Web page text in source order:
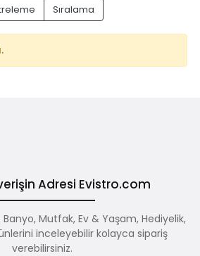
Sıralama
Adresi Evistro.com
Mutfak, Ev & Yaşam, Hediyelik,
inceleyebilir kolayca sipariş
verebilirsiniz.